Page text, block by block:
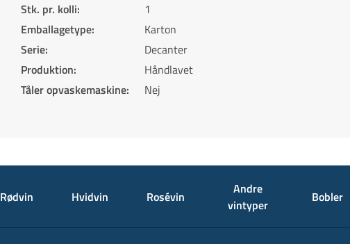
Stk. pr. kolli:
1
Emballagetype:
Karton
Serie:
Decanter
Produktion:
Håndlavet
Tåler opvaskemaskine: Nej
Rødvin Hvidvin Rosévin
Andre
vintyper
Bobler